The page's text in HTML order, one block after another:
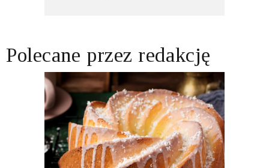
Polecane przez redakcję